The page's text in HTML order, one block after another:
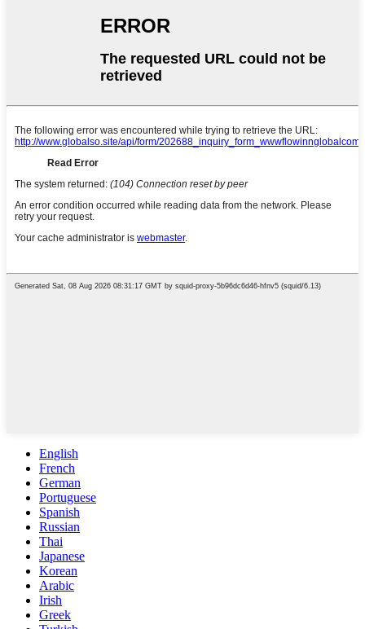
English
French
German
Portuguese
Spanish
Russian
Thai
Japanese
Korean
Arabic
Irish
Greek